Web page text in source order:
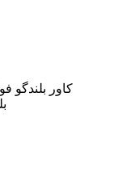
کاور بلندگو